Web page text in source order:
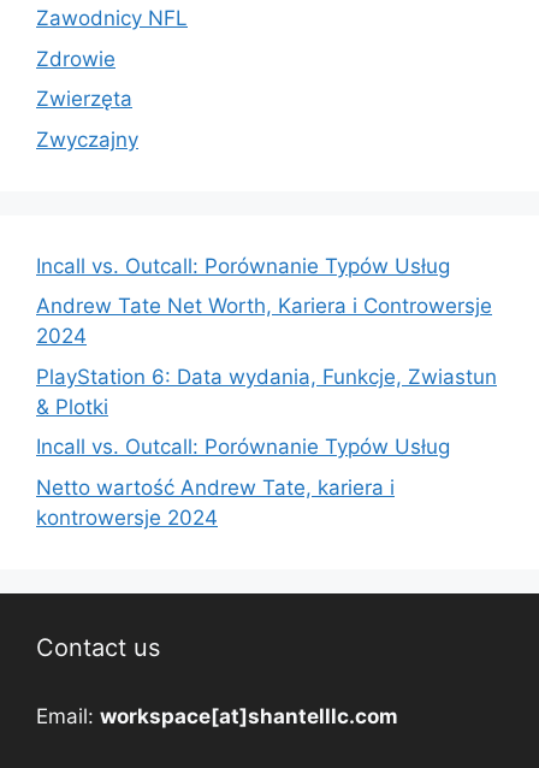
Zawodnicy NFL
Zdrowie
Zwierzęta
Zwyczajny
Incall vs. Outcall: Porównanie Typów Usług
Andrew Tate Net Worth, Kariera i Controwersje
2024
PlayStation 6: Data wydania, Funkcje, Zwiastun
& Plotki
Incall vs. Outcall: Porównanie Typów Usług
Netto wartość Andrew Tate, kariera i
kontrowersje 2024
Contact us
Email: workspace[at]shantelllc.com